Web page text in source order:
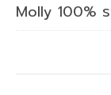
Molly 100%